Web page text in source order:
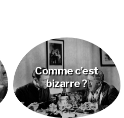
Comme c’est
bizarre ?